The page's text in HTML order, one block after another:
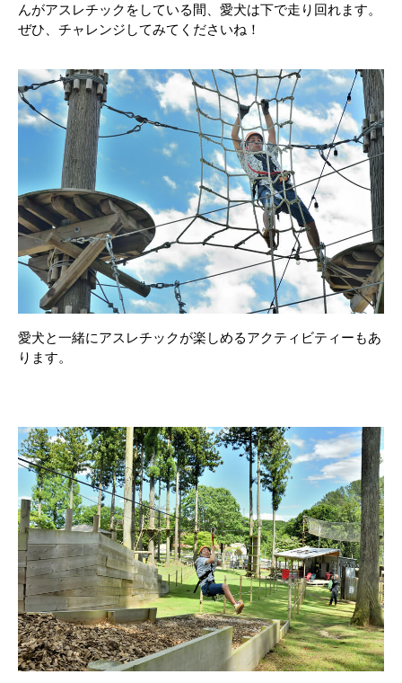
んがアスレチックをしている間、愛犬は下で走り回れます。
ぜひ、チャレンジしてみてくださいね！
愛犬と一緒にアスレチックが楽しめるアクティビティーもあ
ります。